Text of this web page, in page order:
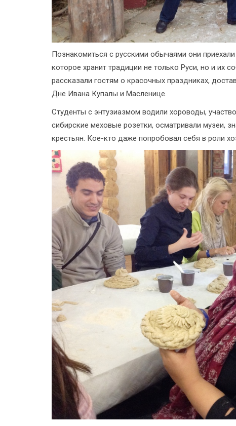
Познакомиться с русскими обычаями они
которое хранит традиции не только Руси, но и их
рассказали гостям о красочных праздниках,
Дне Ивана Купалы и Масленице.
Студенты с энтузиазмом водили хороводы,
сибирские меховые розетки, осматривали музеи,
крестьян. Кое-кто даже попробовал себя в роли